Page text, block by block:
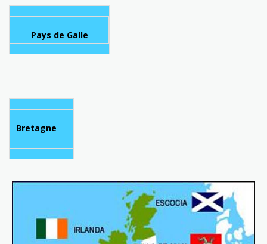
Pays de Galle
Bretagne